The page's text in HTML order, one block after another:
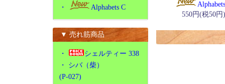
・
Alphabets C
▼ 売れ筋商品
・
シェルティー 338
・ シバ（柴）
(P-027)
550円(税50円)